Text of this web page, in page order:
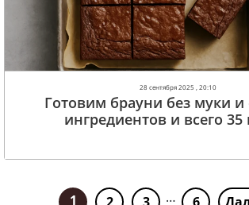
28 сентября 2025 , 20:10
Готовим брауни без муки и
ингредиентов и всего
1 …